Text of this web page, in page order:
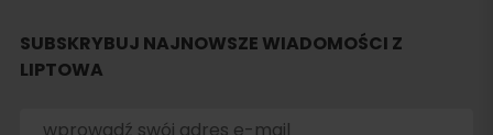
noclegu
SUBSKRYBUJ NAJNOWSZE WIADOMOŚCI Z
LIPTOWA